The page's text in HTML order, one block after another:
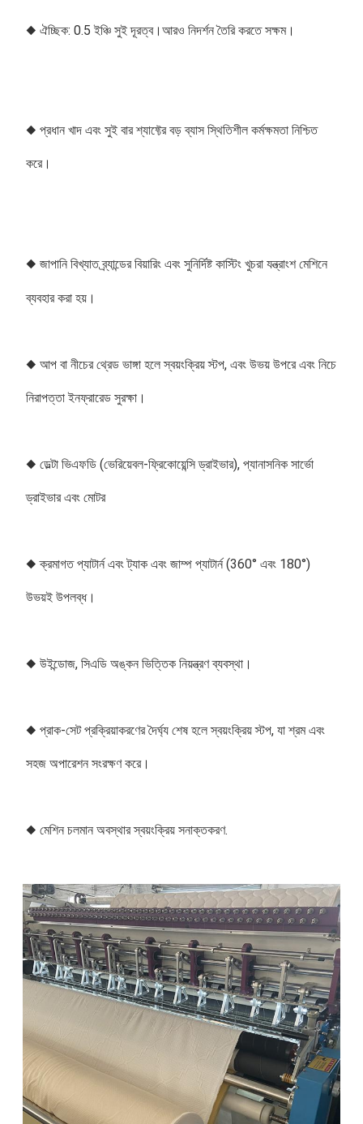
◆ ঐচ্ছিক: 0.5 ইঞ্চি সুই দূরত্ব।আরও নিদর্শন তৈরি করতে সক্ষম।
◆ প্রধান খাদ এবং সুই বার শ্যাফ্টের বড় ব্যাস স্থিতিশীল কর্মক্ষমতা নিশ্চিত
করে।
◆ জাপানি বিখ্যাত ব্র্যান্ডের বিয়ারিং এবং সুনির্দিষ্ট কাস্টিং খুচরা যন্ত্রাংশ মেশিনে
ব্যবহার করা হয়।
◆ আপ বা নীচের থ্রেড ভাঙ্গা হলে স্বয়ংক্রিয় স্টপ, এবং উভয় উপরে এবং নিচে
নিরাপত্তা ইনফ্রারেড সুরক্ষা।
◆ ডেল্টা ভিএফডি (ভেরিয়েবল-ফ্রিকোয়েন্সি ড্রাইভার), প্যানাসনিক সার্ভো
ড্রাইভার এবং মোটর
◆ ক্রমাগত প্যাটার্ন এবং ট্যাক এবং জাম্প প্যাটার্ন (360° এবং 180°)
উভয়ই উপলব্ধ।
◆ উইন্ডোজ, সিএডি অঙ্কন ভিত্তিক নিয়ন্ত্রণ ব্যবস্থা।
◆ প্রাক-সেট প্রক্রিয়াকরণের দৈর্ঘ্য শেষ হলে স্বয়ংক্রিয় স্টপ, যা শ্রম এবং
সহজ অপারেশন সংরক্ষণ করে।
◆ মেশিন চলমান অবস্থার স্বয়ংক্রিয় সনাক্তকরণ.